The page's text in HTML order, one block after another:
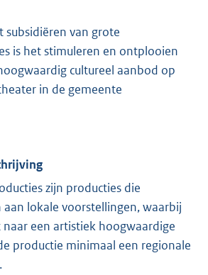
subsidiëren van grote
is het stimuleren en ontplooien
cultureel aanbod op
in de gemeente
zijn producties die
aan lokale voorstellingen, waarbij
een artistiek hoogwaardige
productie minimaal een regionale